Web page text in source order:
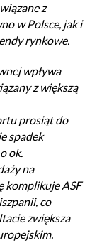
z
w Polsce, jak i
rynkowe.
wpływa
z większą
prosiąt do
spadek
ok.
na
komplikuje ASF
co
zwiększa